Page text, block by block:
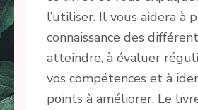
l’utiliser. Il vous aidera à
connaissance des
atteindre, à évaluer
vos compétences et à
points à améliorer. Le